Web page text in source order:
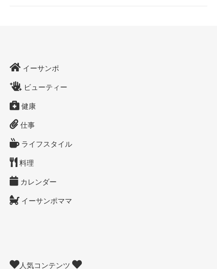
イーサンポ
ビューティー
健康
仕事
ライフスタイル
料理
カレンダー
イーサンポママ
人気コンテンツ